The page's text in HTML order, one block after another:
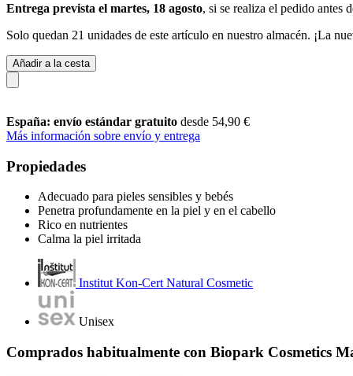
Entrega prevista el martes, 18 agosto, si se realiza el pedido antes
Solo quedan 21 unidades de este artículo en nuestro almacén. ¡La
Añadir a la cesta
España: envío estándar gratuito desde 54,90 €
Más información sobre envío y entrega
Propiedades
Adecuado para pieles sensibles y bebés
Penetra profundamente en la piel y en el cabello
Rico en nutrientes
Calma la piel irritada
Institut Kon-Cert Natural Cosmetic
Unisex
Comprados habitualmente con Biopark Cosmetics